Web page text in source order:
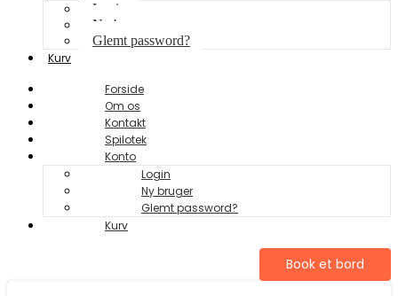
Login
Ny bruger
Glemt password?
Kurv
Forside
Om os
Kontakt
Spilotek
Konto
Login
Ny bruger
Glemt password?
Kurv
Book et bord